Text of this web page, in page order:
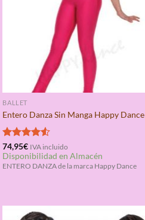
BALLET
Entero Danza Sin Manga Happy Dance
Valorado
con4.50
de 5
74,95€ IVA incluido
Disponibilidad en Almacén
ENTERO DANZA de la marca Happy Dance